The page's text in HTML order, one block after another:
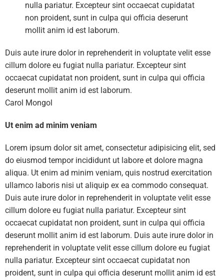
nulla pariatur. Excepteur sint occaecat cupidatat
non proident, sunt in culpa qui officia deserunt
mollit anim id est laborum.
Duis aute irure dolor in reprehenderit in voluptate velit esse
cillum dolore eu fugiat nulla pariatur. Excepteur sint
occaecat cupidatat non proident, sunt in culpa qui officia
deserunt mollit anim id est laborum.
Carol Mongol
Ut enim ad minim veniam
Lorem ipsum dolor sit amet, consectetur adipisicing elit, sed
do eiusmod tempor incididunt ut labore et dolore magna
aliqua. Ut enim ad minim veniam, quis nostrud exercitation
ullamco laboris nisi ut aliquip ex ea commodo consequat.
Duis aute irure dolor in reprehenderit in voluptate velit esse
cillum dolore eu fugiat nulla pariatur. Excepteur sint
occaecat cupidatat non proident, sunt in culpa qui officia
deserunt mollit anim id est laborum. Duis aute irure dolor in
reprehenderit in voluptate velit esse cillum dolore eu fugiat
nulla pariatur. Excepteur sint occaecat cupidatat non
proident, sunt in culpa qui officia deserunt mollit anim id est